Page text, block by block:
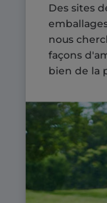
Des sites
nous
façons
bien de la